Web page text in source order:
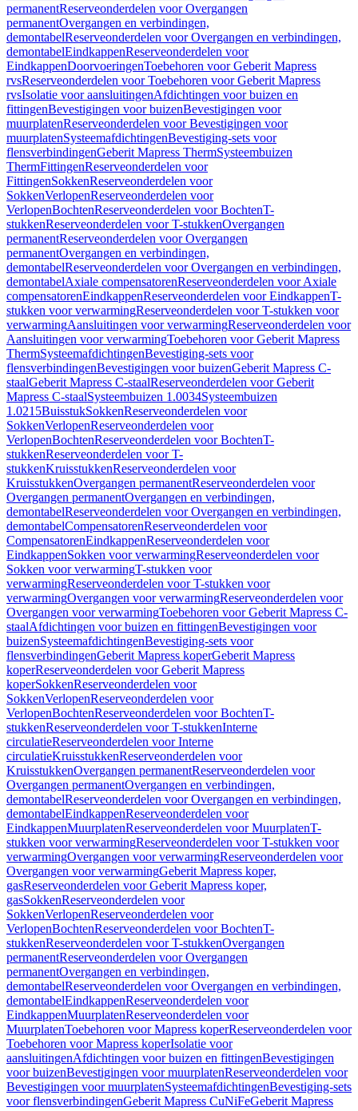
permanentReserveonderdelen voor Overgangen
permanentOvergangen en verbindingen,
demontabelReserveonderdelen voor Overgangen en verbindingen,
demontabelEindkappenReserveonderdelen voor
EindkappenDoorvoeringenToebehoren voor Geberit Mapress
rvsReserveonderdelen voor Toebehoren voor Geberit Mapress
rvsIsolatie voor aansluitingenAfdichtingen voor buizen en
fittingenBevestigingen voor buizenBevestigingen voor
muurplatenReserveonderdelen voor Bevestigingen voor
muurplatenSysteemafdichtingenBevestiging-sets voor
flensverbindingenGeberit Mapress ThermSysteembuizen
ThermFittingenReserveonderdelen voor
FittingenSokkenReserveonderdelen voor
SokkenVerlopenReserveonderdelen voor
VerlopenBochtenReserveonderdelen voor BochtenT-
stukkenReserveonderdelen voor T-stukkenOvergangen
permanentReserveonderdelen voor Overgangen
permanentOvergangen en verbindingen,
demontabelReserveonderdelen voor Overgangen en verbindingen,
demontabelAxiale compensatorenReserveonderdelen voor Axiale
compensatorenEindkappenReserveonderdelen voor EindkappenT-
stukken voor verwarmingReserveonderdelen voor T-stukken voor
verwarmingAansluitingen voor verwarmingReserveonderdelen voor
Aansluitingen voor verwarmingToebehoren voor Geberit Mapress
ThermSysteemafdichtingenBevestiging-sets voor
flensverbindingenBevestigingen voor buizenGeberit Mapress C-
staalGeberit Mapress C-staalReserveonderdelen voor Geberit
Mapress C-staalSysteembuizen 1.0034Systeembuizen
1.0215BuisstukSokkenReserveonderdelen voor
SokkenVerlopenReserveonderdelen voor
VerlopenBochtenReserveonderdelen voor BochtenT-
stukkenReserveonderdelen voor T-
stukkenKruisstukkenReserveonderdelen voor
KruisstukkenOvergangen permanentReserveonderdelen voor
Overgangen permanentOvergangen en verbindingen,
demontabelReserveonderdelen voor Overgangen en verbindingen,
demontabelCompensatorenReserveonderdelen voor
CompensatorenEindkappenReserveonderdelen voor
EindkappenSokken voor verwarmingReserveonderdelen voor
Sokken voor verwarmingT-stukken voor
verwarmingReserveonderdelen voor T-stukken voor
verwarmingOvergangen voor verwarmingReserveonderdelen voor
Overgangen voor verwarmingToebehoren voor Geberit Mapress C-
staalAfdichtingen voor buizen en fittingenBevestigingen voor
buizenSysteemafdichtingenBevestiging-sets voor
flensverbindingenGeberit Mapress koperGeberit Mapress
koperReserveonderdelen voor Geberit Mapress
koperSokkenReserveonderdelen voor
SokkenVerlopenReserveonderdelen voor
VerlopenBochtenReserveonderdelen voor BochtenT-
stukkenReserveonderdelen voor T-stukkenInterne
circulatieReserveonderdelen voor Interne
circulatieKruisstukkenReserveonderdelen voor
KruisstukkenOvergangen permanentReserveonderdelen voor
Overgangen permanentOvergangen en verbindingen,
demontabelReserveonderdelen voor Overgangen en verbindingen,
demontabelEindkappenReserveonderdelen voor
EindkappenMuurplatenReserveonderdelen voor MuurplatenT-
stukken voor verwarmingReserveonderdelen voor T-stukken voor
verwarmingOvergangen voor verwarmingReserveonderdelen voor
Overgangen voor verwarmingGeberit Mapress koper,
gasReserveonderdelen voor Geberit Mapress koper,
gasSokkenReserveonderdelen voor
SokkenVerlopenReserveonderdelen voor
VerlopenBochtenReserveonderdelen voor BochtenT-
stukkenReserveonderdelen voor T-stukkenOvergangen
permanentReserveonderdelen voor Overgangen
permanentOvergangen en verbindingen,
demontabelReserveonderdelen voor Overgangen en verbindingen,
demontabelEindkappenReserveonderdelen voor
EindkappenMuurplatenReserveonderdelen voor
MuurplatenToebehoren voor Mapress koperReserveonderdelen voor
Toebehoren voor Mapress koperIsolatie voor
aansluitingenAfdichtingen voor buizen en fittingenBevestigingen
voor buizenBevestigingen voor muurplatenReserveonderdelen voor
Bevestigingen voor muurplatenSysteemafdichtingenBevestiging-sets
voor flensverbindingenGeberit Mapress CuNiFeGeberit Mapress